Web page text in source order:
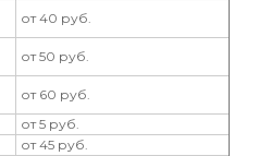
от 40 руб.
от 50 руб.
от 60 руб.
от 5 руб.
от 45 руб.